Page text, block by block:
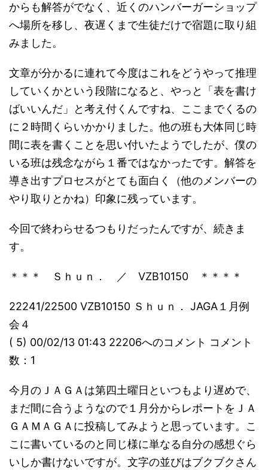
からも解答がでなく、近くのハンバーガーショップ
へ場所を移し、夜遅くまで生徒だけで宿題に取り組
みました。
文章が分かるに連れて今度はこれをどうやって推理
していくかという段階になると、やっと「表を書け
ばいいんだ」と考え付くんですね、ここまでくるの
に２時間くらいかかりました。他の班も大体同じ時
間に表を書くことを思い付いたようでしたが、僕の
いる班は残念ながら１番ではなかったです。解答を
導き出すプロセスがとても面白く（他のメンバーの
やり取りとかね）印象に残っています。
今回で終わらせるつもりだったんですが、続きま
す。
＊＊＊ Ｓｈｕｎ． ／ VZB10150 ＊＊＊＊
22241/22500 VZB10150 Ｓｈｕｎ． JAGA１月例
会４
( 5) 00/02/13 01:43 22206へのコメント コメント
数：1
今月のＪＡＧＡは第四土曜日といつもより遅めで、
まだ間に合うようなので１月分からレポートをＪＡ
ＧＡＭＡＧＡに投稿してみようと思っています。こ
こに書いているのと同じ様に単なる自分の感想ぐら
いしか書けないですが。文字の並びはブクブクさん